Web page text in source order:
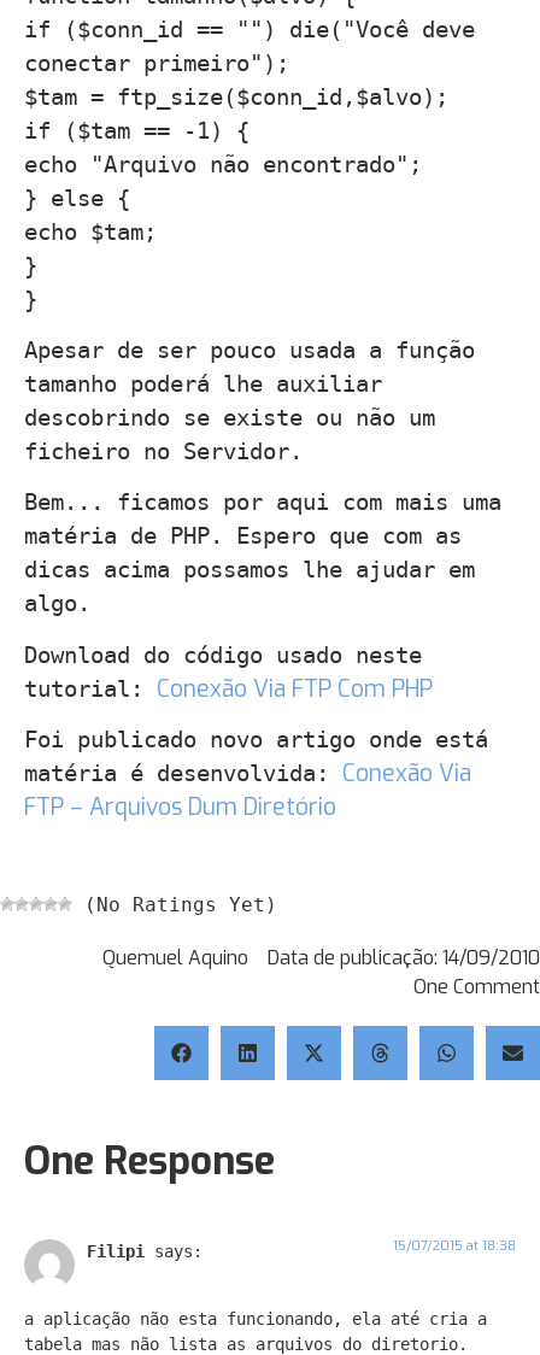
if ($conn_id == "") die("Você deve
conectar primeiro");
$tam = ftp_size($conn_id,$alvo);
if ($tam == -1) {
echo "Arquivo não encontrado";
} else {
echo $tam;
}
}
Apesar de ser pouco usada a função
tamanho poderá lhe auxiliar
descobrindo se existe ou não um
ficheiro no Servidor.
Bem... ficamos por aqui com mais uma
matéria de PHP. Espero que com as
dicas acima possamos lhe ajudar em
algo.
Download do código usado neste
tutorial: Conexão Via FTP Com PHP
Foi publicado novo artigo onde está
matéria é desenvolvida: Conexão Via
FTP – Arquivos Dum Diretório
(No Ratings Yet)
Quemuel Aquino Data de publicação: 14/09/2010
One Comment
One Response
Filipi says: 15/07/2015 at 18:38
a aplicação não esta funcionando, ela até cria a
tabela mas não lista as arquivos do diretorio.